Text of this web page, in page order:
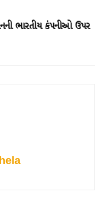
ભારતીય કંપનીઓ ઉપર